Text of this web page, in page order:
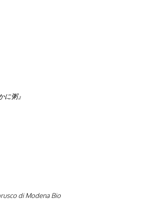
に粥』
di Modena Bio